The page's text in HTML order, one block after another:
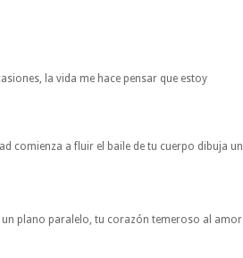
la vida me hace pensar que estoy
comienza a fluir el baile de tu cuerpo dibuja un
plano paralelo, tu corazón temeroso al amor